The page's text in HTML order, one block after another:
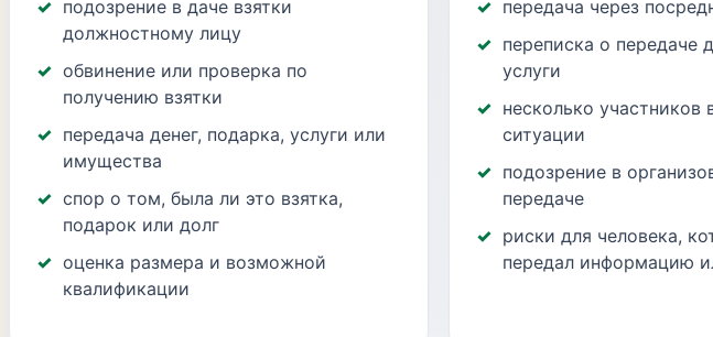
подозрение в даче взятки
должностному лицу
обвинение или проверка по
получению взятки
передача денег, подарка, услуги или
имущества
спор о том, была ли это взятка,
подарок или долг
оценка размера и возможной
квалификации
передача через
переписка о передаче
услуги
несколько участников
ситуации
подозрение в
передаче
риски для человека,
передал информацию